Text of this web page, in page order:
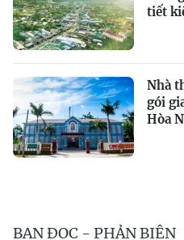
tiết
Nhà
gói
Hòa
BẠN ĐỌC - PHẢN BIỆN